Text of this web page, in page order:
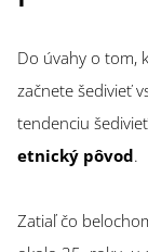
Do úvahy o tom,
začnete šedivieť
tendenciu
etnický pôvod.
Zatiaľ čo